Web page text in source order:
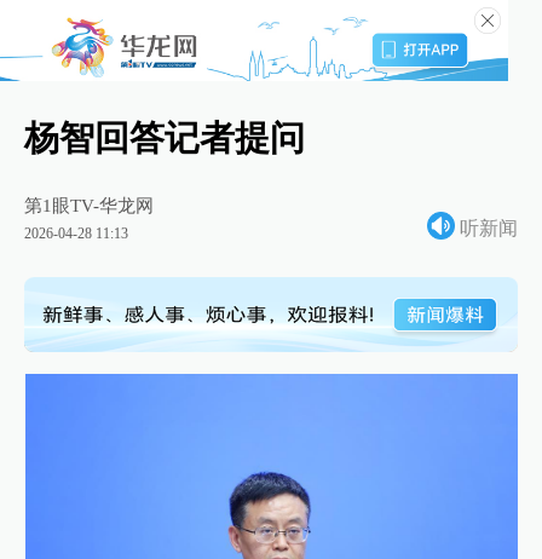
杨智回答记者提问
第1眼TV-华龙网
2026-04-28 11:13 听新闻